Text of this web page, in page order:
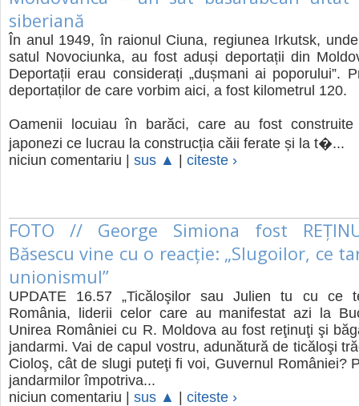
siberiană
În anul 1949, în raionul Ciuna, regiunea Irkutsk,
satul Novociunka, au fost aduși deportații din
Deportații erau considerați „dușmani ai poporului”.
deportaților de care vorbim aici, a fost kilometrul 120.
Oamenii locuiau în barăci, care au fost construite
japonezi ce lucrau la construcția căii ferate și la t�...
niciun comentariu | sus ▲ citeste ›
FOTO // George Simiona fost
Băsescu vine cu o reacție: „Slugoilor, ce
unionismul”
UPDATE 16.57 „Ticăloşilor sau Julien tu cu ce
România, liderii celor care au manifestat azi la
Unirea României cu R. Moldova au fost reţinuţi şi
jandarmi. Vai de capul vostru, adunătură de ticăloşi
Cioloş, cât de slugi puteţi fi voi, Guvernul României?
jandarmilor împotriva...
niciun comentariu | sus ▲ citeste ›